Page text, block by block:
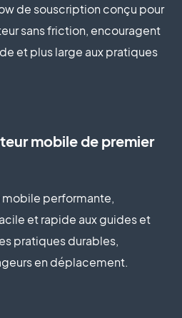
de souscription conçu pour
sans friction, encouragent
et plus large aux pratiques
mobile de premier
performante,
et rapide aux guides et
pratiques durables,
en déplacement.